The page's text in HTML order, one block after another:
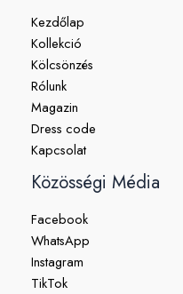
Kezdőlap
Kollekció
Kölcsönzés
Rólunk
Magazin
Dress code
Kapcsolat
Közösségi Média
Facebook
WhatsApp
Instagram
TikTok